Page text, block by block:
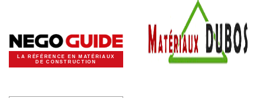
LA RÉFÉRENCE EN MATÉRIAUX
DE CONSTRUCTION